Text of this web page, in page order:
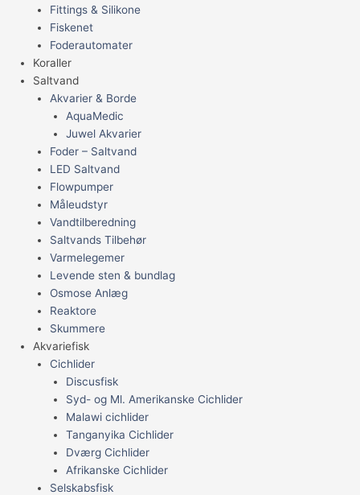
Fittings & Silikone
Fiskenet
Foderautomater
Koraller
Saltvand
Akvarier & Borde
AquaMedic
Juwel Akvarier
Foder – Saltvand
LED Saltvand
Flowpumper
Måleudstyr
Vandtilberedning
Saltvands Tilbehør
Varmelegemer
Levende sten & bundlag
Osmose Anlæg
Reaktore
Skummere
Akvariefisk
Cichlider
Discusfisk
Syd- og Ml. Amerikanske Cichlider
Malawi cichlider
Tanganyika Cichlider
Dværg Cichlider
Afrikanske Cichlider
Selskabsfisk